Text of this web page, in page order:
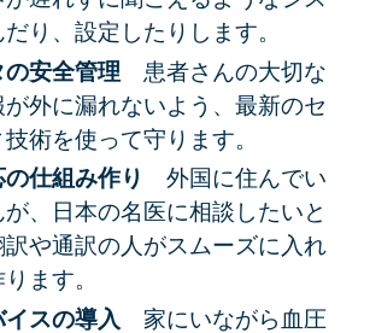
り、設定したりします。
の安全管理 患者さんの大切な
外に漏れないよう、最新のセ
術を使って守ります。
の仕組み作り 外国に住んでい
、日本の名医に相談したいと
訳や通訳の人がスムーズに入れ
ます。
イスの導入 家にいながら血圧